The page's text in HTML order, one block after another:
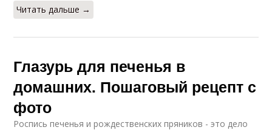
Читать дальше →
Глазурь для печенья в
домашних. Пошаговый рецепт с
фото
Роспись печенья и рождественских пряников - это дело